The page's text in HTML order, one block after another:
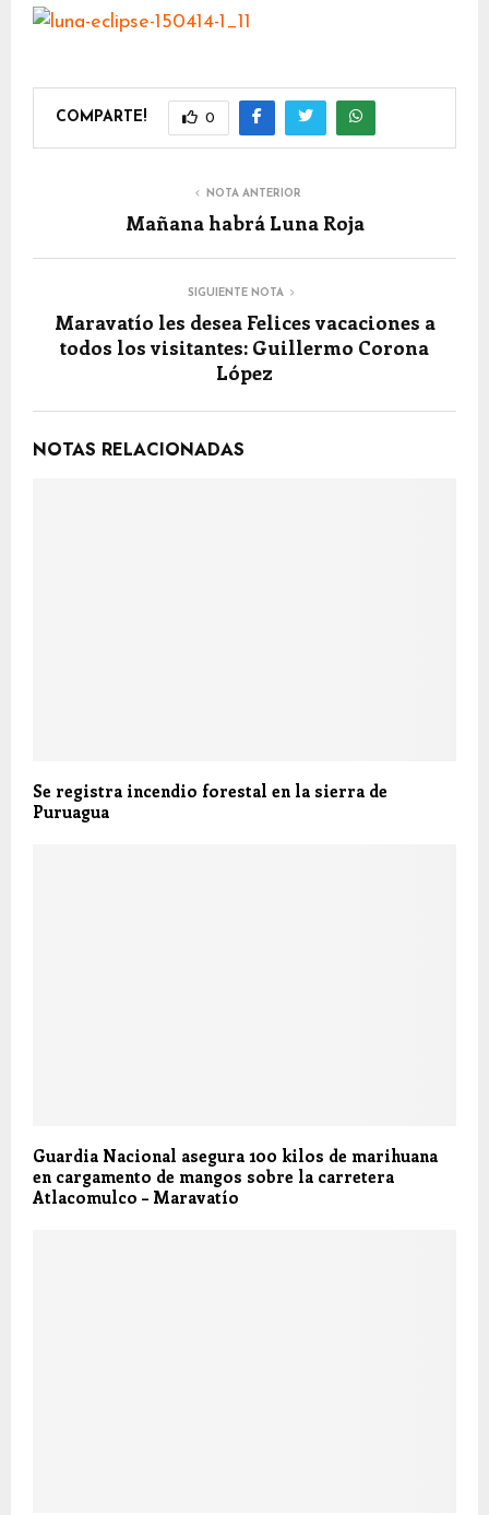
COMPARTE! 0
NOTA ANTERIOR
Mañana habrá Luna Roja
SIGUIENTE NOTA
Maravatío les desea Felices vacaciones a
todos los visitantes: Guillermo Corona
López
NOTAS RELACIONADAS
Se registra incendio forestal en la sierra de
Puruagua
Guardia Nacional asegura 100 kilos de marihuana
en cargamento de mangos sobre la carretera
Atlacomulco – Maravatío